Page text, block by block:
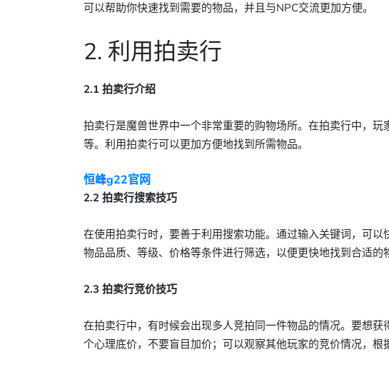
可以帮助你快速找到需要的物品，并且与NPC交流更加方便。
2. 利用拍卖行
2.1 拍卖行介绍
拍卖行是魔兽世界中一个非常重要的购物场所。在拍卖行中，
等。利用拍卖行可以更加方便地找到所需物品。
恒峰g22官网
2.2 拍卖行搜索技巧
在使用拍卖行时，要善于利用搜索功能。通过输入关键词，可
物品品质、等级、价格等条件进行筛选，以便更快地找到合适的
2.3 拍卖行竞价技巧
在拍卖行中，有时候会出现多人竞拍同一件物品的情况。要想
个心理底价，不要盲目加价；可以观察其他玩家的竞价情况，根